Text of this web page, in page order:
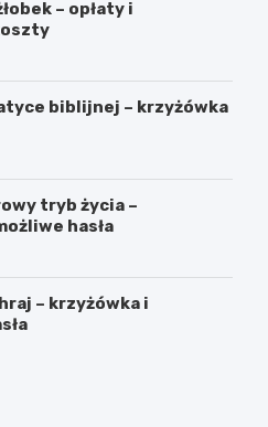
– opłaty i
biblijnej – krzyżówka
tryb życia –
hasła
– krzyżówka i